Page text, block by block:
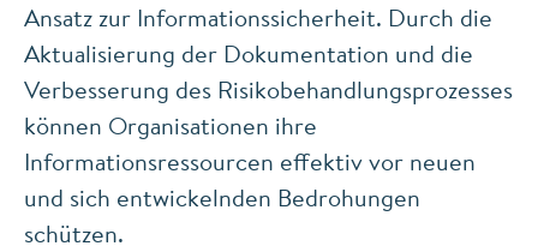
Ansatz zur Informationssicherheit. Durch die
Aktualisierung der Dokumentation und die
Verbesserung des Risikobehandlungsprozesses
können Organisationen ihre
Informationsressourcen effektiv vor neuen
und sich entwickelnden Bedrohungen
schützen.